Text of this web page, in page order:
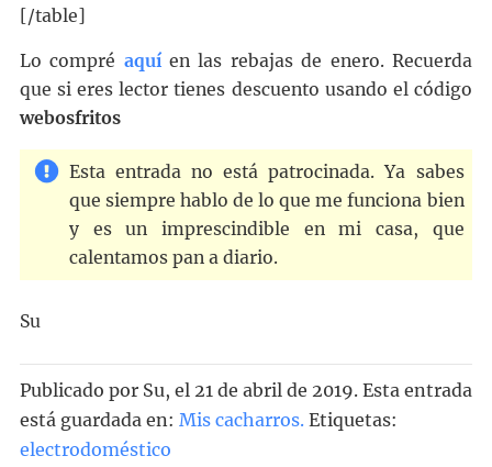
[/table]
Lo compré aquíen las rebajas de enero. Recuerda
que si eres lector tienes descuento usando el código
webosfritos
Esta entrada no está patrocinada. Ya sabes
que siempre hablo de lo que me funciona bien
y es un imprescindible en mi casa, que
calentamos pan a diario.
Su
Publicado por Su, el 21 de abril de 2019. Esta entrada
está guardada en: Mis cacharros. Etiquetas:
electrodoméstico